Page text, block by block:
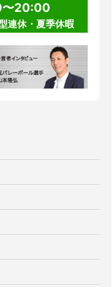
〜20:00
連休・夏季休暇